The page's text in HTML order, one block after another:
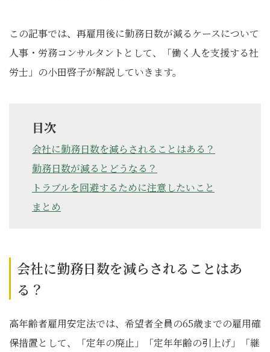
この記事では、再雇用後に勤務日数が減るケースについて
人事・労務コンサルタントとして、「働く人を支援する社
労士」の小田啓子が解説していきます。
目次
会社に勤務日数を減らされることはある？
勤務日数が減るとどうなる？
トラブルを回避するために注意したいこと
まとめ
会社に勤務日数を減らされることはあ
る？
高年齢者雇用安定法では、希望者全員の65歳までの雇用確
保措置として、「定年の廃止」「定年年齢の引上げ」「継